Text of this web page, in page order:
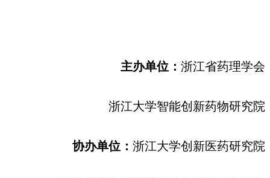
主办单位： 浙江省药理学会
浙江大学智能创新药物研究院
协办单位： 浙江大学创新医药研究院